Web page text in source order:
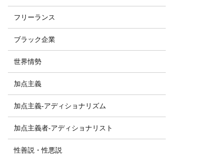
フリーランス
ブラック企業
世界情勢
加点主義
加点主義-アディショナリズム
加点主義者-アディショナリスト
性善説・性悪説